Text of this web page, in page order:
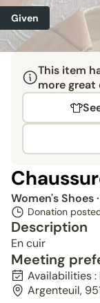
Given
This item
more great
Women's Shoes
Donation
Description
En cuir
Meeting
Availabilities
Argenteuil,